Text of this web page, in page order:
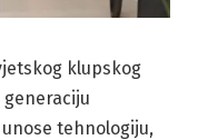
klupskog
tehnologiju,